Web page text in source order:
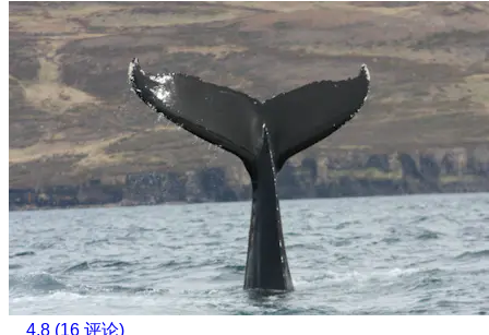
4.8 (16 评论)